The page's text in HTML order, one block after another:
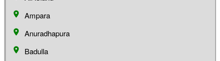
Ampara
Anuradhapura
Badulla